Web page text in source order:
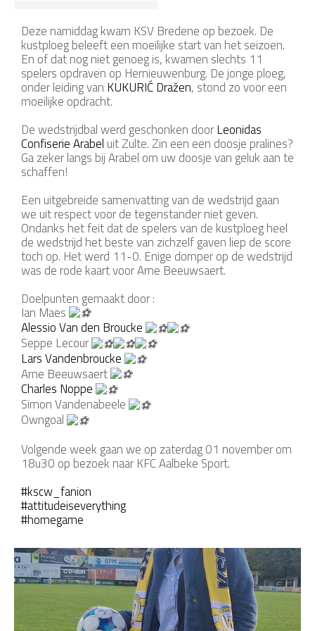
Deze namiddag kwam KSV Bredene op bezoek. De
kustploeg beleeft een moeilijke start van het seizoen.
En of dat nog niet genoeg is, kwamen slechts 11
spelers opdraven op Hernieuwenburg. De jonge ploeg,
onder leiding van KUKURIĆ Dražen, stond zo voor een
moeilijke opdracht.
De wedstrijdbal werd geschonken doorLeonidas
Confiserie Arabel uit Zulte. Zin een een doosje pralines?
Ga zeker langs bij Arabel om uw doosje van geluk aan te
schaffen!
Een uitgebreide samenvatting van de wedstrijd gaan
we uit respect voor de tegenstander niet geven.
Ondanks het feit dat de spelers van de kustploeg heel
de wedstrijd het beste van zichzelf gaven liep de score
toch op. Het werd 11-0. Enige domper op de wedstrijd
was de rode kaart voor Arne Beeuwsaert.
Doelpunten gemaakt door :
Ian Maes
Alessio Van den Broucke
Seppe Lecour
Lars Vandenbroucke
Arne Beeuwsaert
Charles Noppe
Simon Vandenabeele
Owngoal
Volgende week gaan we op zaterdag 01 november om
18u30 op bezoek naar KFC Aalbeke Sport.
#kscw_fanion
#attitudeiseverything
#homegame